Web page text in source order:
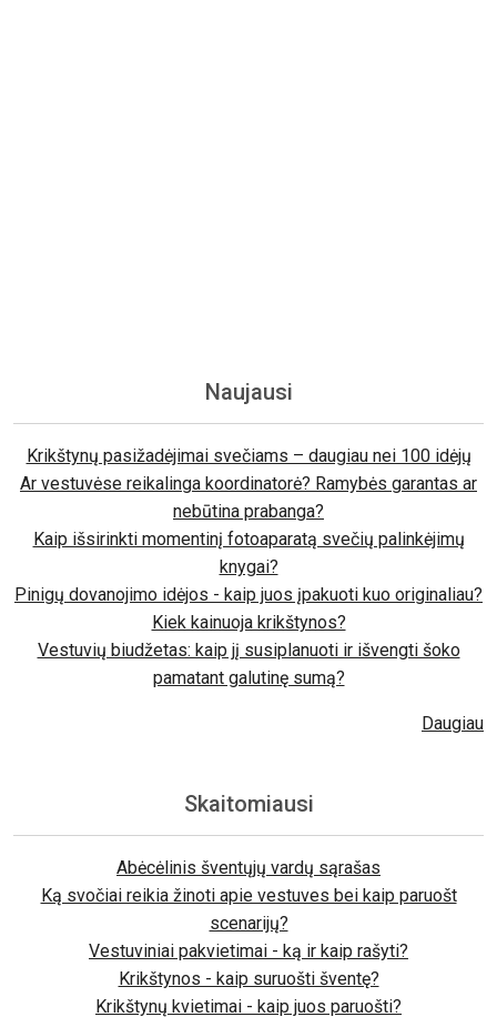
Naujausi
Krikštynų pasižadėjimai svečiams – daugiau nei 100 idėjų
Ar vestuvėse reikalinga koordinatorė? Ramybės garantas ar
nebūtina prabanga?
Kaip išsirinkti momentinį fotoaparatą svečių palinkėjimų
knygai?
Pinigų dovanojimo idėjos - kaip juos įpakuoti kuo originaliau?
Kiek kainuoja krikštynos?
Vestuvių biudžetas: kaip jį susiplanuoti ir išvengti šoko
Skaitomiausi
Abėcėlinis šventųjų vardų sąrašas
Ką svočiai reikia žinoti apie vestuves bei kaip paruošt
scenarijų?
Vestuviniai pakvietimai - ką ir kaip rašyti?
Krikštynos - kaip suruošti šventę?